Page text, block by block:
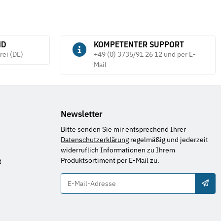
(DE)
KOMPETENTER SUPPORT
+49 (0) 3735/91 26 12 und per E-
Mail
Newsletter
Bitte senden Sie mir entsprechend Ihrer
Datenschutzerklärung regelmäßig und jederzeit
widerruflich Informationen zu Ihrem
Produktsortiment per E-Mail zu.